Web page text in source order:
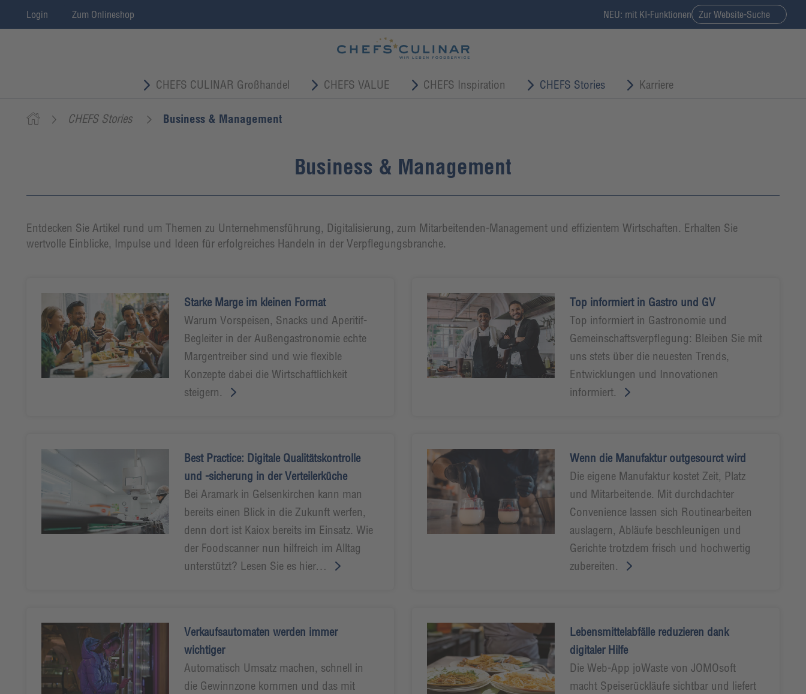
Login Zum Onlineshop NEU: mit KI-Funktionen Zur Website-Suche
CHEFS CULINAR Großhandel CHEFS VALUE CHEFS Inspiration CHEFS Stories Karriere
CHEFS Stories Business & Management
Business & Management
Entdecken Sie Artikel rund um Themen zu Unternehmensführung, Digitalisierung, zum Mitarbeitenden-Management und effizientem Wirtschaften. Erhalten Sie
wertvolle Einblicke, Impulse und Ideen für erfolgreiches Handeln in der Verpflegungsbranche.
Starke Marge im kleinen Format
Warum Vorspeisen, Snacks und Aperitif-
Begleiter in der Außengastronomie echte
Margentreiber sind und wie flexible
Konzepte dabei die Wirtschaftlichkeit
steigern.
Top informiert in Gastro und GV
Top informiert in Gastronomie und
Gemeinschaftsverpflegung: Bleiben Sie mit
uns stets über die neuesten Trends,
Entwicklungen und Innovationen
informiert.
Best Practice: Digitale Qualitätskontrolle
und -sicherung in der Verteilerküche
Bei Aramark in Gelsenkirchen kann man
bereits einen Blick in die Zukunft werfen,
denn dort ist Kaiox bereits im Einsatz. Wie
der Foodscanner nun hilfreich im Alltag
unterstützt? Lesen Sie es hier…
Wenn die Manufaktur outgesourct wird
Die eigene Manufaktur kostet Zeit, Platz
und Mitarbeitende. Mit durchdachter
Convenience lassen sich Routinearbeiten
auslagern, Abläufe beschleunigen und
Gerichte trotzdem frisch und hochwertig
zubereiten.
Verkaufsautomaten werden immer
wichtiger
Automatisch Umsatz machen, schnell in
die Gewinnzone kommen und das mit
Lebensmittelabfälle reduzieren dank
digitaler Hilfe
Die Web-App joWaste von JOMOsoft
macht Speiserückläufe sichtbar und liefert